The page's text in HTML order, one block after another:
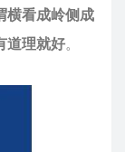
横看成岭侧成
道理就好。